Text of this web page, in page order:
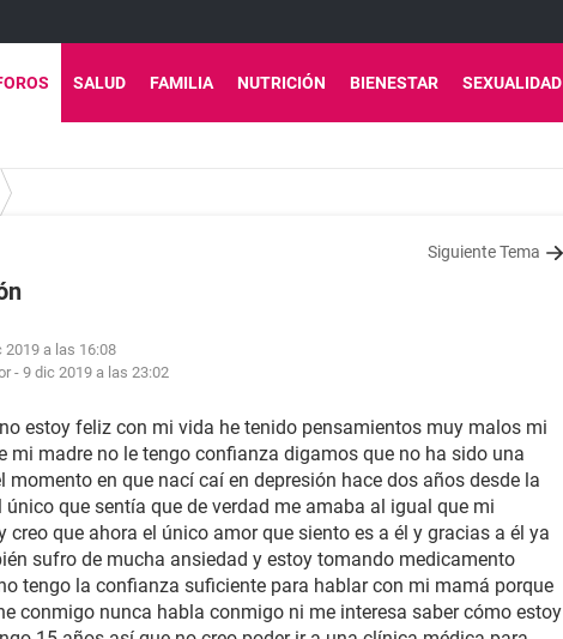
SALUD FAMILIA NUTRICIÓN BIENESTAR SEXUALIDAD
Siguiente Tema
2019 a las 16:08
- 9 dic 2019 a las 23:02
estoy feliz con mi vida he tenido pensamientos muy malos mi
mi madre no le tengo confianza digamos que no ha sido una
momento en que nací caí en depresión hace dos años desde la
único que sentía que de verdad me amaba al igual que mi
creo que ahora el único amor que siento es a él y gracias a él ya
sufro de mucha ansiedad y estoy tomando medicamento
tengo la confianza suficiente para hablar con mi mamá porque
conmigo nunca habla conmigo ni me interesa saber cómo estoy